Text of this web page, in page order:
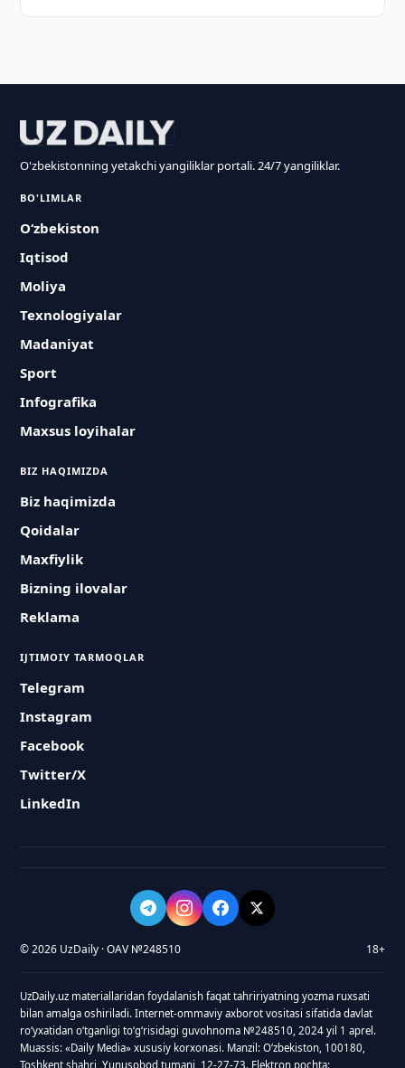
O'zbekistonning yetakchi yangiliklar portali. 24/7 yangiliklar.
BO'LIMLAR
O‘zbekiston
Iqtisod
Moliya
Texnologiyalar
Madaniyat
Sport
Infografika
Maxsus loyihalar
BIZ HAQIMIZDA
Biz haqimizda
Qoidalar
Maxfiylik
Bizning ilovalar
Reklama
IJTIMOIY TARMOQLAR
Telegram
Instagram
Facebook
Twitter/X
LinkedIn
© 2026 UzDaily · OAV №248510 18+
UzDaily.uz materiallaridan foydalanish faqat tahririyatning yozma ruxsati
bilan amalga oshiriladi. Internet-ommaviy axborot vositasi sifatida davlat
roʻyxatidan oʻtganligi toʻgʻrisidagi guvohnoma №248510, 2024 yil 1 aprel.
Muassis: «Daily Media» xususiy korxonasi. Manzil: Oʻzbekiston, 100180,
Toshkent shahri, Yunusobod tumani, 12-27-73. Elektron pochta: